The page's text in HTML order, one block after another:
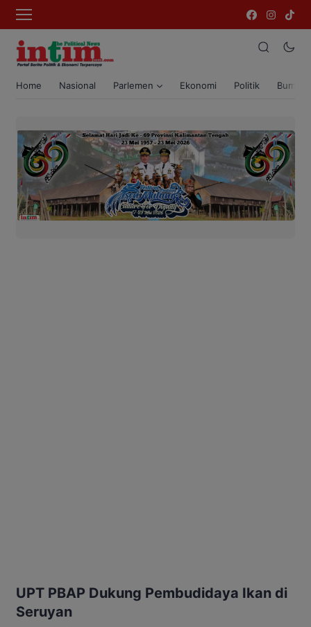
Home Nasional Parlemen Ekonomi Politik Bumi
UPT PBAP Dukung Pembudidaya Ikan di
Seruyan